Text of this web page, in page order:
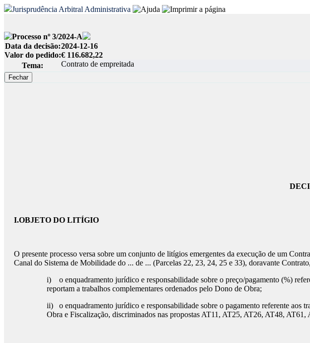
Jurisprudência Arbitral Administrativa
Processo nº 3/2024-A
Data da decisão:2024-12-16
Valor do pedido:€ 116.682,22
Tema:
Contrato de empreitada
I.OBJETO DO LITÍGIO
O presente processo versa sobre um conjunto de litígios emergentes da execução de um
Canal do Sistema de Mobilidade do ... de ... (Parcelas 22, 23, 24, 25 e 33), doravante
i) o enquadramento jurídico e responsabilidade sobre o preço/pagamento (%)
reportam a trabalhos complementares ordenados pelo Dono de Obra;
ii) o enquadramento jurídico e responsabilidade sobre o pagamento referente aos
Obra e Fiscalização, discriminados nas propostas AT11, AT25, AT26, AT48, AT61,